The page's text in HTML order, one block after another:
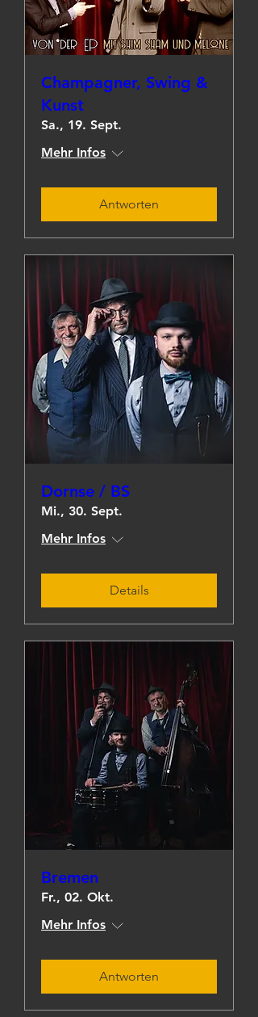
Champagner, Swing &
Kunst
Sa., 19. Sept.
Mehr Infos
Antworten
Dornse / BS
Mi., 30. Sept.
Mehr Infos
Details
Bremen
Fr., 02. Okt.
Mehr Infos
Antworten